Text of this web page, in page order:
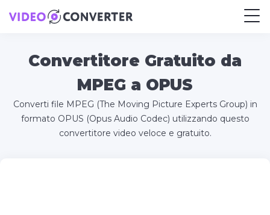
Convertitore Gratuito da
MPEG a OPUS
Converti file MPEG (The Moving Picture Experts Group) in
formato OPUS (Opus Audio Codec) utilizzando questo
convertitore video veloce e gratuito.